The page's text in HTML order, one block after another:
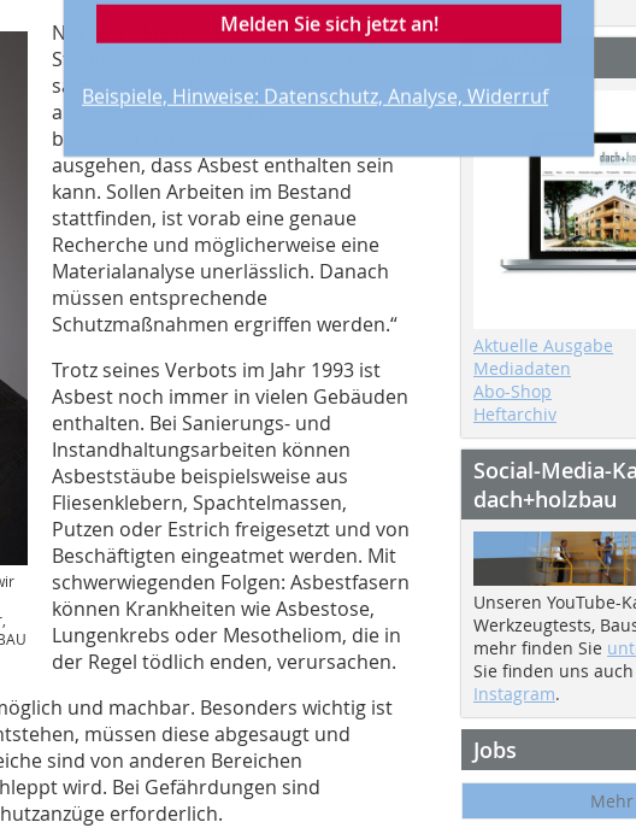
Norbert Kluger, Leiter der Abteilung
Stoffliche Gefährdungen der BG BAU,
sagt: „Asbest ist ein nach wie vor
aktuelles Problem, denn wir müssen
bei Bestandsbauten immer davon
ausgehen, dass Asbest enthalten sein
kann. Sollen Arbeiten im Bestand
stattfinden, ist vorab eine genaue
Recherche und möglicherweise eine
Materialanalyse unerlässlich. Danach
müssen entsprechende
Schutzmaßnahmen ergriffen werden.“
Trotz seines Verbots im Jahr 1993 ist
Asbest noch immer in vielen Gebäuden
enthalten. Bei Sanierungs- und
Instandhaltungsarbeiten können
Asbeststäube beispielsweise aus
Fliesenklebern, Spachtelmassen,
Putzen oder Estrich freigesetzt und von
Beschäftigten eingeatmet werden. Mit
schwerwiegenden Folgen: Asbestfasern
können Krankheiten wie Asbestose,
Lungenkrebs oder Mesotheliom, die in
der Regel tödlich enden, verursachen.
und machbar. Besonders wichtig ist
müssen diese abgesaugt und
sind von anderen Bereichen
wird. Bei Gefährdungen sind
erforderlich.
Melden Sie sich jetzt an!
Beispiele, Hinweise: Datenschutz, Analyse, Widerruf
Aktuelle Ausgabe
Mediadaten
Abo-Shop
Heftarchiv
Social-Media-
dach+holzbau
Unseren YouTube-
Werkzeugtests,
mehr finden Sie
Sie finden uns
Instagram.
Jobs